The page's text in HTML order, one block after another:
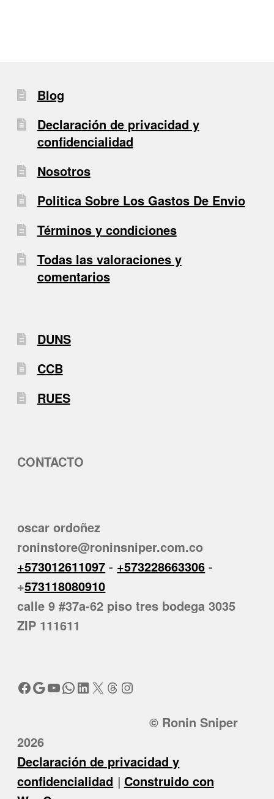
Blog
Declaración de privacidad y
confidencialidad
Nosotros
Politica Sobre Los Gastos De Envio
Términos y condiciones
Todas las valoraciones y
comentarios
DUNS
CCB
RUES
CONTACTO
oscar ordoñez
roninstore@roninsniper.com.co
+573012611097 - +573228663306 -
+573118080910
calle 9 #37a-62 piso tres bodega 3035
ZIP 111611
Facebook
Google
YouTube
WhatsApp
LinkedIn
X Threads
Instagram
© Ronin Sniper
2026
Declaración de privacidad y
confidencialidad
Construido con